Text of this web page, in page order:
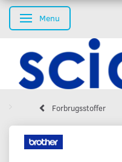
Skifte navigation
Menu
Forbrugsstoffer